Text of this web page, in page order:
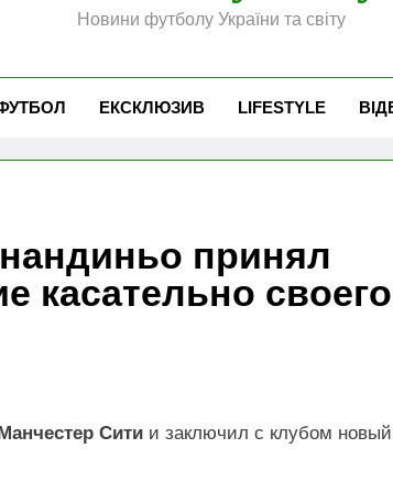
Новини футболу України та світу
ЕКСКЛЮЗИВ LIFESTYLE
принял
касательно своего
Сити и заключил с клубом новый